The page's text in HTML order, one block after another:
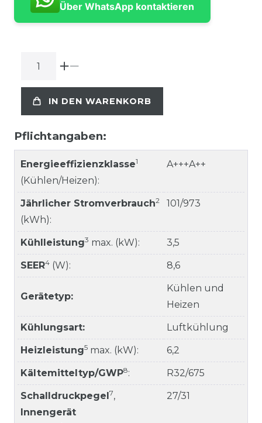
Über WhatsApp kontaktieren
IN DEN WARENKORB
Pflichtangaben:
Energieeffizienzklasse1
(Kühlen/Heizen):
A+++A++
Jährlicher Stromverbrauch2
(kWh):
101/973
Kühlleistung3 max. (kW): 3,5
SEER4 (W): 8,6
Gerätetyp:
Kühlen und
Heizen
Kühlungsart: Luftkühlung
Heizleistung5 max. (kW): 6,2
Kältemitteltyp/GWP8: R32/675
Schalldruckpegel 7,
Innengerät
27/31